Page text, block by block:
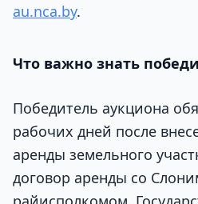
au.nca.by.
Что важно знать
Победитель аукциона
рабочих дней после
аренды земельного
договор аренды со